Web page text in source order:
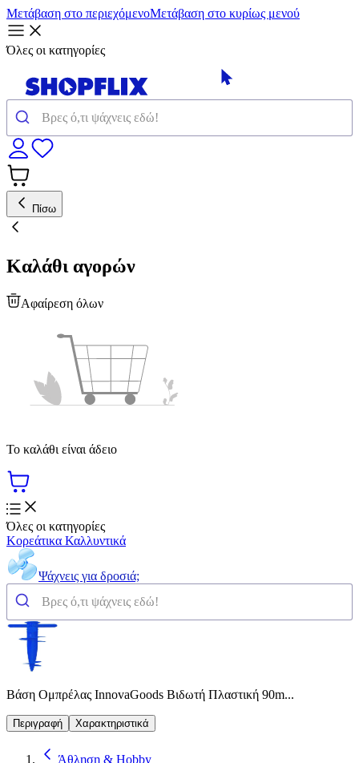
Μετάβαση στο περιεχόμενοΜετάβαση στο κυρίως μενού
Όλες οι κατηγορίες
Πίσω
Καλάθι αγορών
Αφαίρεση όλων
Το καλάθι είναι άδειο
Όλες οι κατηγορίες
Κορεάτικα Καλλυντικά
Ψάχνεις για δροσιά;
Βάση Ομπρέλας InnovaGoods Βιδωτή Πλαστική 90m...
Περιγραφή Χαρακτηριστικά
Άθληση & Hobby